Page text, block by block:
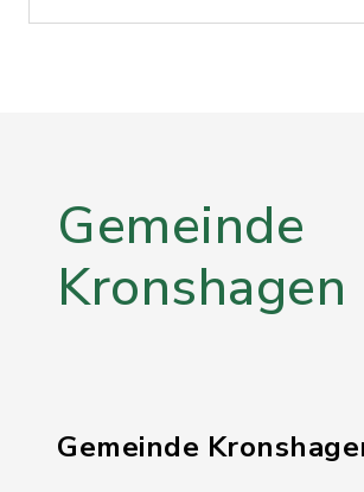
Gemeinde
Kronshagen
Gemeinde